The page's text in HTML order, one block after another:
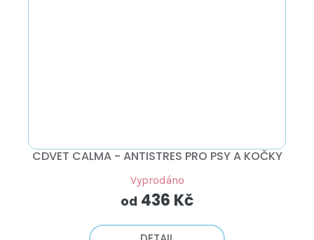
CDVET CALMA - ANTISTRES PRO PSY A KOČKY
Vyprodáno
od 436 Kč